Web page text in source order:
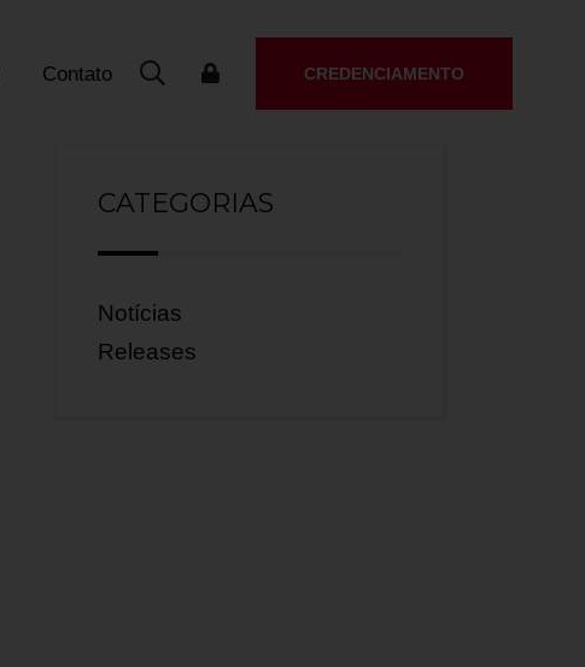
Contato CREDENCIAMENTO
CATEGORIAS
Notícias
Releases